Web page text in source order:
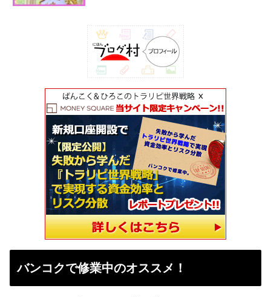
バンコクで修業中のオススメ！